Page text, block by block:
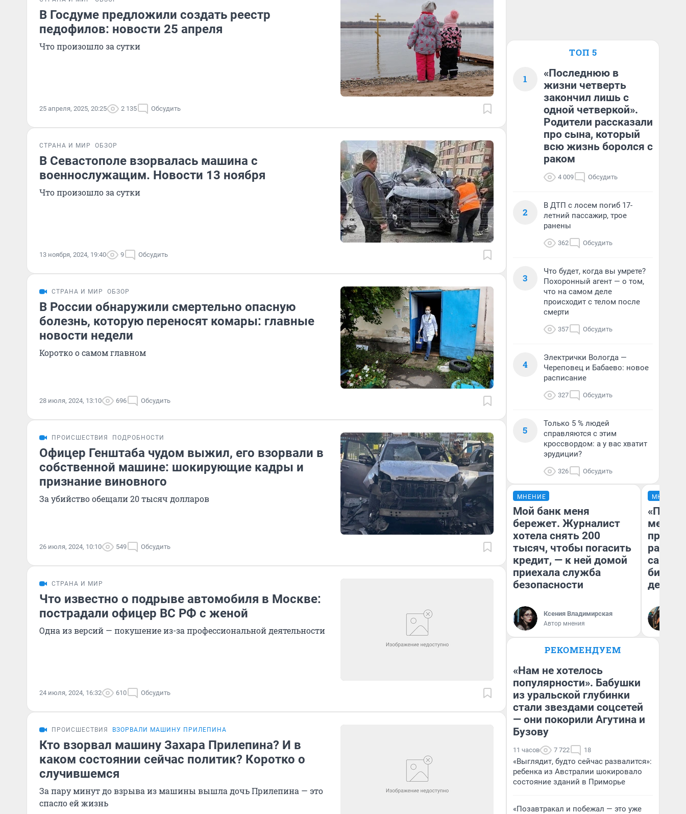
В Госдуме предложили создать реестр
педофилов: новости 25 апреля
Что произошло за сутки
25 апреля, 2025, 20:25 2 135 Обсудить
СТРАНА И МИР ОБЗОР
В Севастополе взорвалась машина с
военнослужащим. Новости 13 ноября
Что произошло за сутки
13 ноября, 2024, 19:40 9 Обсудить
СТРАНА И МИР ОБЗОР
В России обнаружили смертельно опасную
болезнь, которую переносят комары: главные
новости недели
Коротко о самом главном
28 июля, 2024, 13:10 696 Обсудить
ПРОИСШЕСТВИЯ ПОДРОБНОСТИ
Офицер Генштаба чудом выжил, его взорвали в
собственной машине: шокирующие кадры и
признание виновного
За убийство обещали 20 тысяч долларов
26 июля, 2024, 10:10 549 Обсудить
СТРАНА И МИР
Что известно о подрыве автомобиля в Москве:
пострадали офицер ВС РФ с женой
Одна из версий — покушение из-за профессиональной деятельности
24 июля, 2024, 16:32 610 Обсудить
ПРОИСШЕСТВИЯ ВЗОРВАЛИ МАШИНУ ПРИЛЕПИНА
Кто взорвал машину Захара Прилепина? И в
каком состоянии сейчас политик? Коротко о
случившемся
За пару минут до взрыва из машины вышла дочь Прилепина — это
спасло ей жизнь
ТОП 5
1
«Последнюю в
жизни четверть
закончил лишь с
одной четверкой».
Родители рассказали
про сына, который
всю жизнь боролся с
раком
4 009 Обсудить
2
В ДТП с лосем погиб 17-
летний пассажир, трое
ранены
362 Обсудить
3
Что будет, когда вы умрете?
Похоронный агент — о том,
что на самом деле
происходит с телом после
смерти
357 Обсудить
4
Электрички Вологда —
Череповец и Бабаево: новое
расписание
327 Обсудить
5
Только 5 % людей
справляются с этим
кроссвордом: а у вас хватит
эрудиции?
326 Обсудить
МНЕНИЕ
Мой банк меня
бережет. Журналист
хотела снять 200
тысяч, чтобы погасить
кредит, — к ней домой
приехала служба
безопасности
Ксения Владимирская
Автор мнения
МНЕНИЕ
самом
РЕКОМЕНДУЕМ
«Нам не хотелось
популярности». Бабушки
из уральской глубинки
стали звездами соцсетей
— они покорили Агутина и
Бузову
11 часов 7 722 18
«Выглядит, будто сейчас развалится»:
ребенка из Австралии шокировало
состояние зданий в Приморье
«Позавтракал и побежал — это уже